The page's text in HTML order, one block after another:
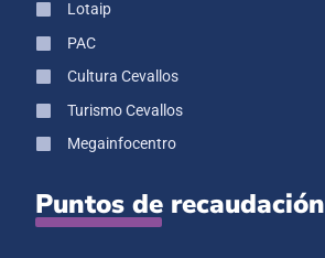
Lotaip
PAC
Cultura Cevallos
Turismo Cevallos
Megainfocentro
Puntos de recaudación